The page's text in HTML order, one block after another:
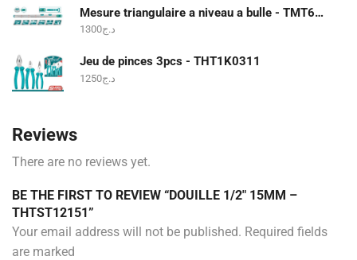
Mesure triangulaire a niveau a bulle - TMT646003
د.ج1300
Jeu de pinces 3pcs - THT1K0311
د.ج1250
Reviews
There are no reviews yet.
BE THE FIRST TO REVIEW “DOUILLE 1/2″ 15MM –
THTST12151”
Your email address will not be published. Required fields
are marked